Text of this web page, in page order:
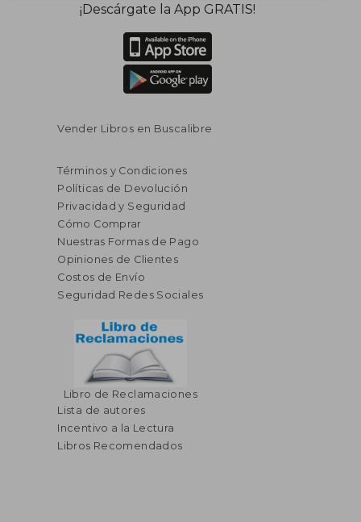
¡Descárgate la App GRATIS!
Vender Libros en Buscalibre
Términos y Condiciones
Políticas de Devolución
Privacidad y Seguridad
Cómo Comprar
Nuestras Formas de Pago
Opiniones de Clientes
Costos de Envío
Seguridad Redes Sociales
Libro de Reclamaciones
Lista de autores
Incentivo a la Lectura
Libros Recomendados